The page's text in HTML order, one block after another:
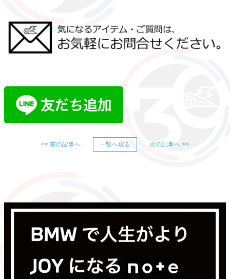
<< 前の記事へ 一覧へ戻る 次の記事へ >>